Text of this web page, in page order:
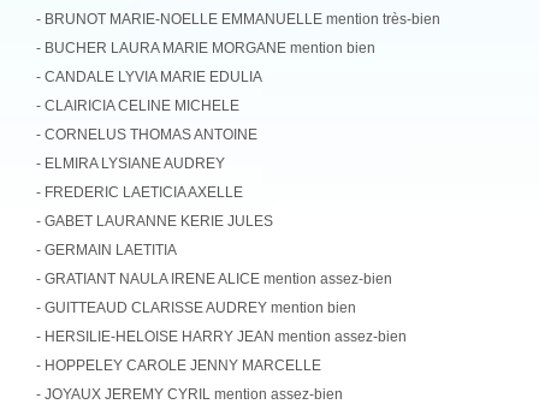
- BRUNOT MARIE-NOELLE EMMANUELLE mention très-bien
- BUCHER LAURA MARIE MORGANE mention bien
- CANDALE LYVIA MARIE EDULIA
- CLAIRICIA CELINE MICHELE
- CORNELUS THOMAS ANTOINE
- ELMIRA LYSIANE AUDREY
- FREDERIC LAETICIA AXELLE
- GABET LAURANNE KERIE JULES
- GERMAIN LAETITIA
- GRATIANT NAULA IRENE ALICE mention assez-bien
- GUITTEAUD CLARISSE AUDREY mention bien
- HERSILIE-HELOISE HARRY JEAN mention assez-bien
- HOPPELEY CAROLE JENNY MARCELLE
- JOYAUX JEREMY CYRIL mention assez-bien